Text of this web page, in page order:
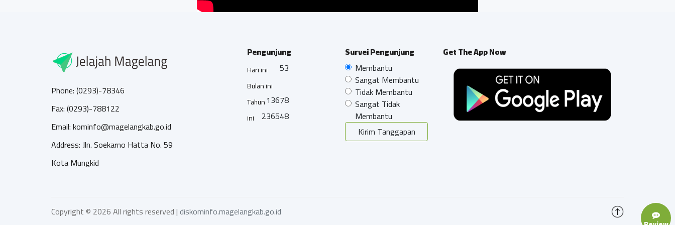
Phone: (0293)-78346
Fax: (0293)-788122
Email: kominfo@magelangkab.go.id
Address: Jln. Soekarno Hatta No. 59
Kota Mungkid
Pengunjung
Hari ini 53
Bulan ini
13678
Tahun
ini
236548
Survei Pengunjung
Membantu
Sangat Membantu
Tidak Membantu
Sangat Tidak
Membantu
Kirim Tanggapan
Get The App Now
Copyright © 2026 All rights reserved |diskominfo.magelangkab.go.id